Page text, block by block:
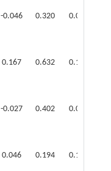
-0.046 0.320 0.000
0.167 0.632 0.192
-0.027 0.402 0.023
0.046 0.194 0.108